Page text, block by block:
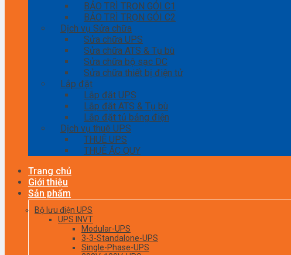
BẢO TRÌ TRỌN GÓI C1
BẢO TRÌ TRỌN GÓI C2
Dịch vụ Sửa chữa
Sửa chữa UPS
Sửa chữa ATS & Tụ bù
Sửa chữa bộ sạc DC
Sửa chữa thiết bị điện tử
Lắp đặt
Lắp đặt UPS
Lắp đặt ATS & Tụ bù
Lắp đặt tủ bảng điện
Dịch vụ thuê UPS
THUÊ UPS
THUÊ ẮC QUY
Trang chủ
Giới thiệu
Sản phẩm
Bộ lưu điện UPS
UPS INVT
Modular-UPS
3-3-Standalone-UPS
Single-Phase-UPS